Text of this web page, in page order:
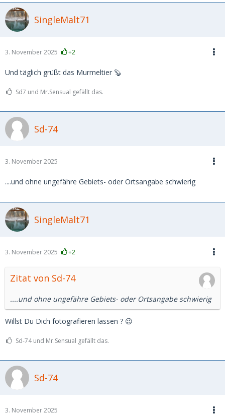
SingleMalt71
3. November 2025 +2
Und täglich grüßt das Murmeltier 🦫
Sd7 und Mr.Sensual gefällt das.
Sd-74
3. November 2025
....und ohne ungefähre Gebiets- oder Ortsangabe schwierig
SingleMalt71
3. November 2025 +2
Zitat von Sd-74
....und ohne ungefähre Gebiets- oder Ortsangabe schwierig
Willst Du Dich fotografieren lassen ? 😉
Sd-74 und Mr.Sensual gefällt das.
Sd-74
3. November 2025